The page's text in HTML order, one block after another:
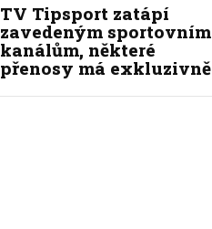
TV Tipsport zatápí
zavedeným sportovním
kanálům, některé
přenosy má exkluzivně